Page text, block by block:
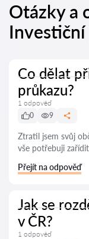
Otázky a
Co dělat
průkazu?
1 odpověď
0
9
Ztratil jsem svůj
vše potřebuji
Přejít na odpověď
Jak se
v ČR?
1 odpověď